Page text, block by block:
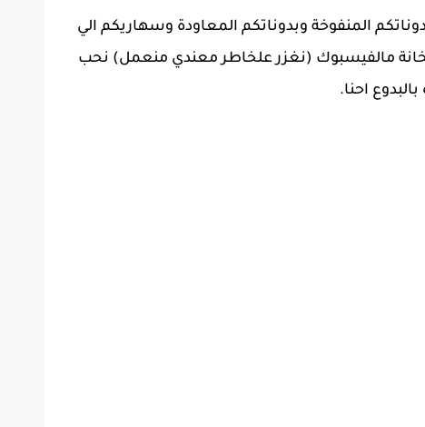
المنفوخة وبدوناتكم المعاودة وسهاريكم الي
مالفيسبوك (نغزر علخاطر معندي منعمل) نحب
احنا.